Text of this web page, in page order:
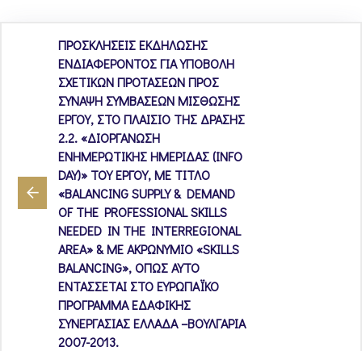
ΠΡΟΣΚΛΗΣΕΙΣ ΕΚΔΗΛΩΣΗΣ
ΕΝΔΙΑΦΕΡΟΝΤΟΣ ΓΙΑ ΥΠΟΒΟΛΗ
ΣΧΕΤΙΚΩΝ ΠΡΟΤΑΣΕΩΝ ΠΡΟΣ
ΣΥΝΑΨΗ ΣΥΜΒΑΣΕΩΝ ΜΙΣΘΩΣΗΣ
ΕΡΓΟΥ, ΣΤΟ ΠΛΑΙΣΙΟ ΤΗΣ ΔΡΑΣΗΣ
2.2. «ΔΙΟΡΓΑΝΩΣΗ
ΕΝΗΜΕΡΩΤΙΚΗΣ ΗΜΕΡΙΔΑΣ (INFO
DAY)» ΤΟΥ ΕΡΓΟΥ, ΜΕ ΤΙΤΛΟ
«BALANCING SUPPLY & DEMAND
OF THE PROFESSIONAL SKILLS
NEEDED IN THE INTERREGIONAL
AREA» & ΜΕ ΑΚΡΩΝΥΜΙΟ «SKILLS
BALANCING», ΟΠΩΣ ΑΥΤΟ
ΕΝΤΑΣΣΕΤΑΙ ΣΤΟ ΕΥΡΩΠΑΪΚΟ
ΠΡΟΓΡΑΜΜΑ ΕΔΑΦΙΚΗΣ
ΣΥΝΕΡΓΑΣΙΑΣ ΕΛΛΑΔΑ –ΒΟΥΛΓΑΡΙΑ
2007-2013.